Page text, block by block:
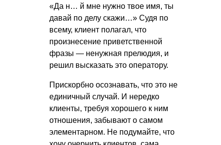
«Да н… й мне нужно твое имя, ты
давай по делу скажи…» Судя по
всему, клиент полагал, что
произнесение приветственной
фразы — ненужная прелюдия, и
решил высказать это оператору.
Прискорбно осознавать, что это не
единичный случай. И нередко
клиенты, требуя хорошего к ним
отношения, забывают о самом
элементарном. Не подумайте, что